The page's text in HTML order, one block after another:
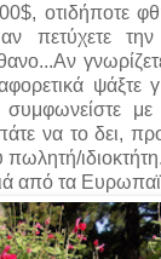
οτιδήποτε
πετύχετε την
ψάξτε
με
να το δει,
από τα